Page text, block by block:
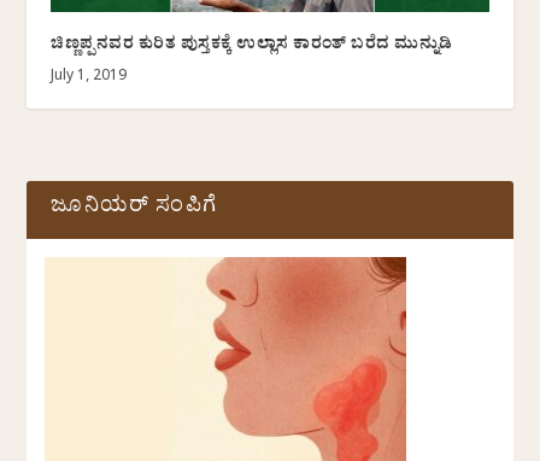
ಚಿಣ್ಣಪ್ಪನವರ ಕುರಿತ ಪುಸ್ತಕಕ್ಕೆ ಉಲ್ಲಾಸ ಕಾರಂತ್ ಬರೆದ ಮುನ್ನುಡಿ
July 1, 2019
ಜೂನಿಯರ್ ಸಂಪಿಗೆ